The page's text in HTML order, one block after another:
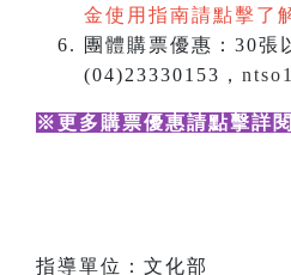
金使用指南請點擊了
團體購票優惠：30張
(04)23330153，
※更多購票優惠請點擊詳閱
指導單位：文化部